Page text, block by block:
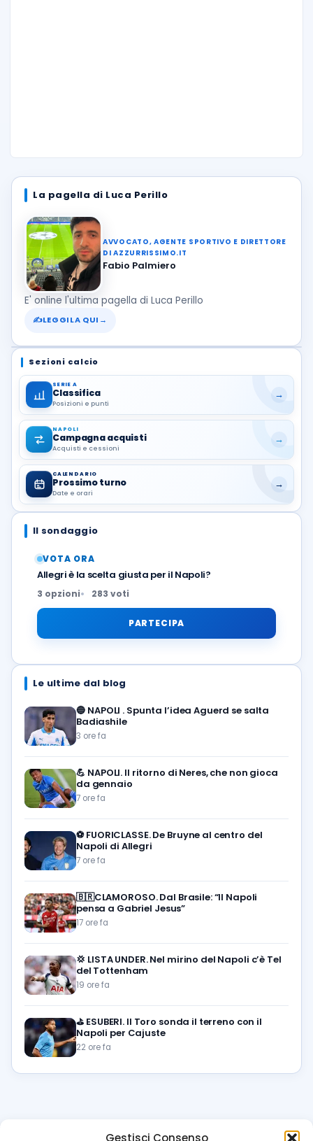
Gestisci Consenso
La pagella di Luca Perillo
AVVOCATO, AGENTE SPORTIVO E DIRETTORE
DI AZZURRISSIMO.IT
Fabio Palmiero
E' online l'ultima pagella di Luca Perillo
✍LEGGILA QUI →
Sezioni calcio
SERIE A
Classifica
Posizioni e punti
→
NAPOLI
Campagna acquisti
Acquisti e cessioni
→
CALENDARIO
Prossimo turno
Date e orari
→
Il sondaggio
VOTA ORA
Allegri è la scelta giusta per il Napoli?
3 opzioni 283 voti
PARTECIPA
Le ultime dal blog
🔵 NAPOLI . Spunta l’idea Aguerd se salta
Badiashile
3 ore fa
💪 NAPOLI. Il ritorno di Neres, che non gioca
da gennaio
7 ore fa
⚽️ FUORICLASSE. De Bruyne al centro del
Napoli di Allegri
7 ore fa
🇧🇷CLAMOROSO. Dal Brasile: “Il Napoli
pensa a Gabriel Jesus”
17 ore fa
💢 LISTA UNDER. Nel mirino del Napoli c’è Tel
del Tottenham
19 ore fa
⛳ ESUBERI. Il Toro sonda il terreno con il
Napoli per Cajuste
22 ore fa